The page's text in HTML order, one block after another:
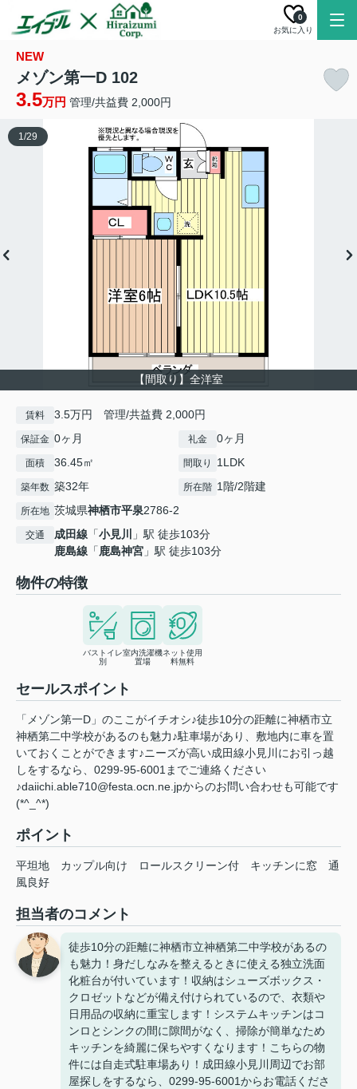
お気に入り
0
NEW
メゾン第一D 102
3.5万円 管理/共益費 2,000円
【間取り】全洋室
1/29
賃料 3.5万円 管理/共益費 2,000円
保証金 0ヶ月 礼金 0ヶ月
面積 36.45㎡ 間取り 1LDK
築年数 築32年 所在階 1階/2階建
所在地 茨城県神栖市平泉2786-2
交通 成田線 「小見川
」駅 徒歩103分
鹿島線 「鹿島神宮 」駅 徒歩103分
物件の特徴
バストイレ
別
室内洗濯機
置場
ネット使用
料無料
セールスポイント
「メゾン第一D」のここがイチオシ♪徒歩10分の距離に神栖市立
神栖第二中学校があるのも魅力♪駐車場があり、敷地内に車を置
いておくことができます♪ニーズが高い成田線小見川にお引っ越
しをするなら、0299-95-6001までご連絡ください
♪daiichi.able710@festa.ocn.ne.jpからのお問い合わせも可能です
(*^_^*)
ポイント
平坦地 カップル向け ロールスクリーン付 キッチンに窓
通
風良好
担当者のコメント
徒歩10分の距離に神栖市立神栖第二中学校があるの
も魅力！身だしなみを整えるときに使える独立洗面
化粧台が付いています！収納はシューズボックス・
クロゼットなどが備え付けられているので、衣類や
日用品の収納に重宝します！システムキッチンはコ
ンロとシンクの間に隙間がなく、掃除が簡単なため
キッチンを綺麗に保ちやすくなります！こちらの物
件には自走式駐車場あり！成田線小見川周辺でお部
屋探しをするなら、0299-95-6001からお電話くださ